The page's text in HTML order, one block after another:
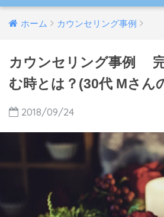
ホーム カウンセリング事例
カウンセリング事例
む時とは？(30代 Mさん
2018/09/24